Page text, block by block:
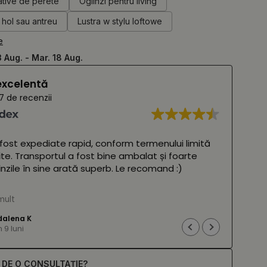
sau antreu
Lustra w stylu loftowe
Aug. - Mar. 18 Aug.
de recenzii
expediate rapid, conform termenului limită
Transportul a fost bine ambalat și foarte
în sine arată superb. Le recomand :)
K
9 luni
DE O CONSULTAȚIE?